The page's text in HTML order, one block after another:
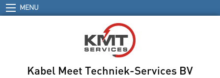
MENU
Kabel Meet Techniek-Services BV